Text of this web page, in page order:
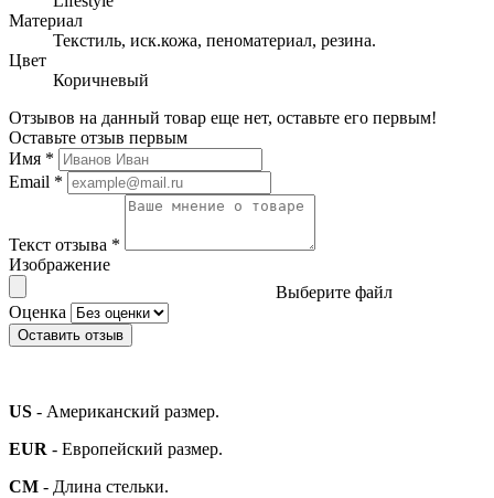
Материал
Текстиль, иск.кожа, пеноматериал, резина.
Цвет
Коричневый
Отзывов на данный товар еще нет, оставьте его первым!
Оставьте отзыв первым
Имя *
Email *
Текст отзыва *
Изображение
Выберите файл
Оценка
Оставить отзыв
US - Американский размер.
EUR - Европейский размер.
СМ - Длина стельки.